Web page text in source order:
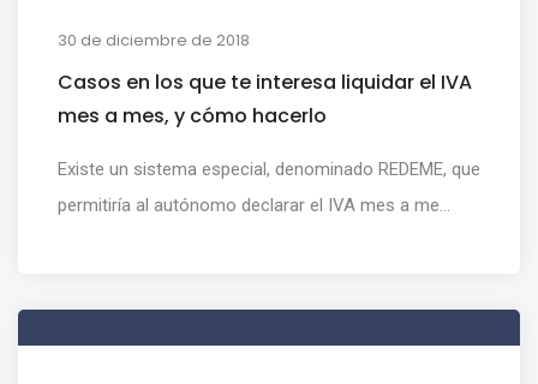
30 de diciembre de 2018
Casos en los que te interesa liquidar el IVA
mes a mes, y cómo hacerlo
Existe un sistema especial, denominado REDEME, que
permitiría al autónomo declarar el IVA mes a me...